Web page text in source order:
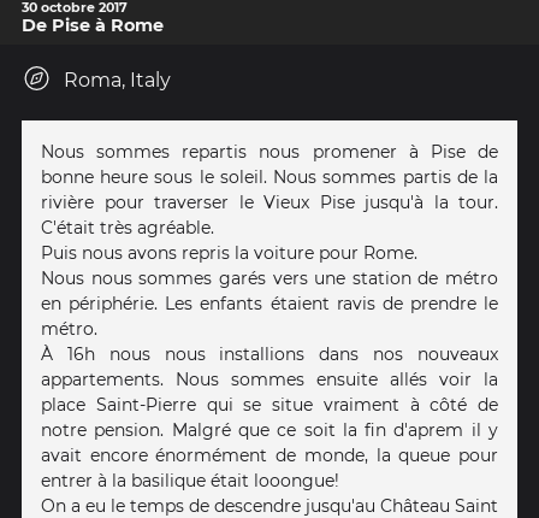
30 octobre 2017
De Pise à Rome
Roma, Italy
Nous sommes repartis nous promener à Pise de
bonne heure sous le soleil. Nous sommes partis de la
rivière pour traverser le Vieux Pise jusqu'à la tour.
C'était très agréable.
Puis nous avons repris la voiture pour Rome.
Nous nous sommes garés vers une station de métro
en périphérie. Les enfants étaient ravis de prendre le
métro.
À 16h nous nous installions dans nos nouveaux
appartements. Nous sommes ensuite allés voir la
place Saint-Pierre qui se situe vraiment à côté de
notre pension. Malgré que ce soit la fin d'aprem il y
avait encore énormément de monde, la queue pour
entrer à la basilique était looongue!
On a eu le temps de descendre jusqu'au Château Saint